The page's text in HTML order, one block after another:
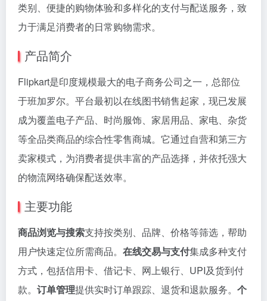
类别、便捷的购物体验和多样化的支付与配送服务，致
力于满足消费者的日常购物需求。
产品简介
Flipkart是印度规模最大的电子商务公司之一，总部位
于班加罗尔。平台最初以在线图书销售起家，现已发展
成为覆盖电子产品、时尚服饰、家居用品、家电、杂货
等全品类商品的综合性零售商城。它通过自营和第三方
卖家模式，为消费者提供丰富的产品选择，并依托强大
的物流网络确保配送效率。
主要功能
商品浏览与搜索支持按类别、品牌、价格等筛选，帮助
用户快速定位所需商品。 在线交易与支付集成多种支付
方式，包括信用卡、借记卡、网上银行、UPI及货到付
款。 订单管理提供实时订单跟踪、退货和退款服务。 个